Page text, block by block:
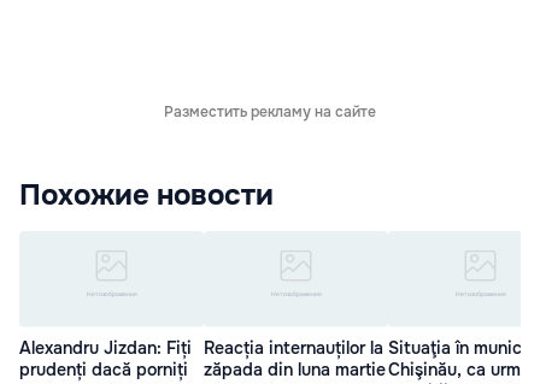
Разместить рекламу на сайте
Похожие новости
Alexandru Jizdan: Fiți
prudenți dacă porniți
Reacția internauților la
zăpada din luna martie
Situaţia în
Chişinău, ca